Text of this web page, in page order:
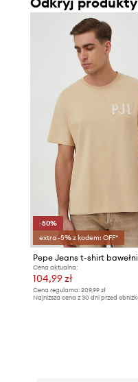
-50%
extra -5% z kodem: OFF*
Cena aktualna:
104,99 zł
Cena regularna: 209,99 zł
Najniższa cena z 30 dni przed